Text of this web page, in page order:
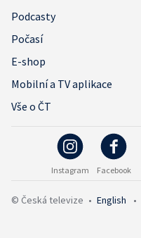
Podcasty
Počasí
E-shop
Mobilní a TV aplikace
Vše o ČT
Instagram Facebook
© Česká televize • English •